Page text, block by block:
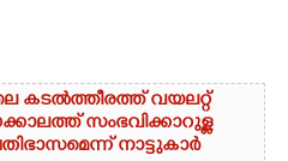
കടൽത്തീരത്ത് വയലറ്റ്
സംഭവിക്കാറുള്ള
നാട്ടുകാർ